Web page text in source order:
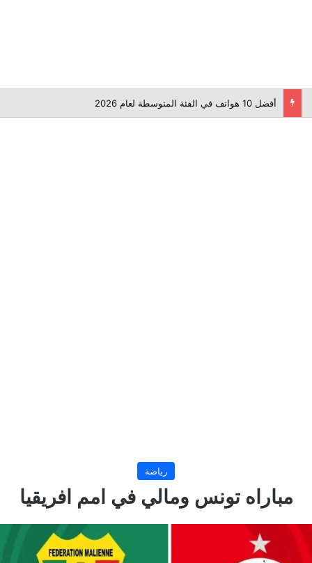
أفضل 10 هواتف في الفئة المتوسطة لعام 2026
رياضة
مباراه تونس ومالي في امم افريقيا